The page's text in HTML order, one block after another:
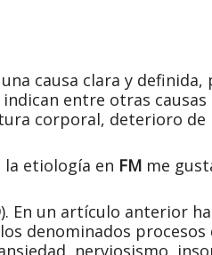
causa clara y
entre otras
corporal, deterioro
etiología en FM me
). En un artículo anterior
denominados
nerviosismo,